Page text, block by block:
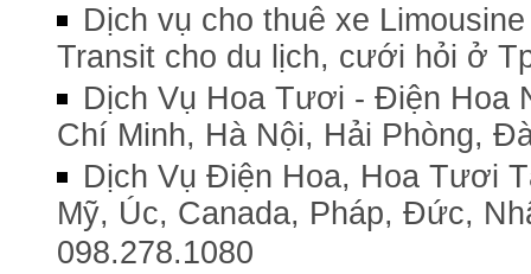
Dịch vụ cho thuê xe
Transit cho du lịch, cưới hỏi ở
Dịch Vụ Hoa Tươi - Điện Hoa
Chí Minh, Hà Nội, Hải Phòng,
Dịch Vụ Điện Hoa, Hoa Tươi
Mỹ, Úc, Canada, Pháp, Đức,
098.278.1080